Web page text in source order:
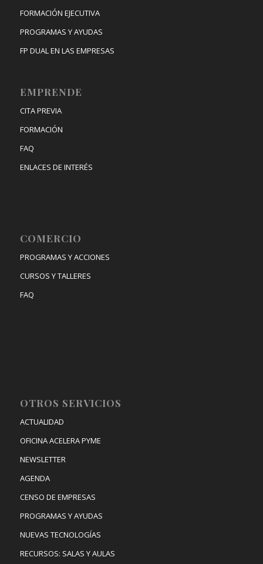
FORMACIÓN EJECUTIVA
PROGRAMAS Y AYUDAS
FP DUAL EN LAS EMPRESAS
EMPRENDE
CITA PREVIA
FORMACIÓN
FAQ
ENLACES DE INTERÉS
COMERCIO
PROGRAMAS Y ACCIONES
CURSOS Y TALLERES
FAQ
OTROS SERVICIOS
ACTUALIDAD
OFICINA ACELERA PYME
NEWSLETTER
AGENDA
CENSO DE EMPRESAS
PROGRAMAS Y AYUDAS
NUEVAS TECNOLOGÍAS
RECURSOS: SALAS Y AULAS